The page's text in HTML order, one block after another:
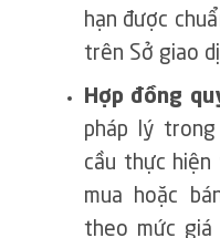
hạn được
trên Sở giao
Hợp đồng
pháp lý
cầu thực hiện
mua hoặc
theo mức